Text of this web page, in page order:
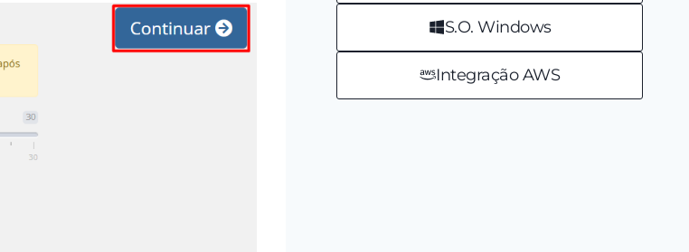
S.O. Windows
Integração AWS